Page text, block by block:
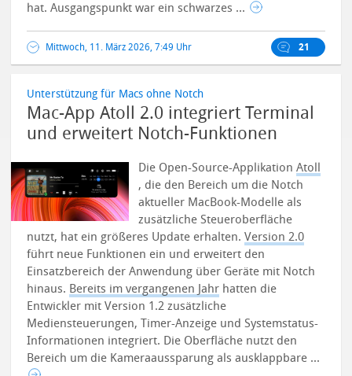
hat. Ausgangspunkt war ein schwarzes ...
Mittwoch, 11. März 2026, 7:49 Uhr 21
Unterstützung für Macs ohne Notch
Mac-App Atoll 2.0 integriert Terminal
und erweitert Notch-Funktionen
Die Open-Source-ApplikationAtoll
, die den Bereich um die Notch
aktueller MacBook-Modelle als
zusätzliche Steueroberfläche
nutzt, hat ein größeres Update erhalten.Version 2.0
führt neue Funktionen ein und erweitert den
Einsatzbereich der Anwendung über Geräte mit Notch
hinaus. Bereits im vergangenen Jahr hatten die
Entwickler mit Version 1.2 zusätzliche
Mediensteuerungen, Timer-Anzeige und Systemstatus-
Informationen integriert. Die Oberfläche nutzt den
Bereich um die Kameraaussparung als ausklappbare ...